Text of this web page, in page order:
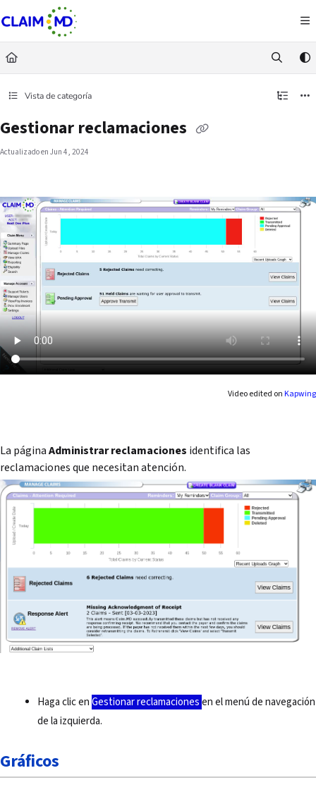
Documentation Index
Fetch the complete documentation index at:
Use this file to discover all available pages before exploring further.
Vista de categoría
Gestionar reclamaciones
Actualizado enJun 4, 2024
Video edited on Kapwing
La páginaAdministrar reclamaciones identifica las
reclamaciones que necesitan atención.
Haga clic enGestionar reclamacionesen el menú de navegación
de la izquierda.
Gráficos